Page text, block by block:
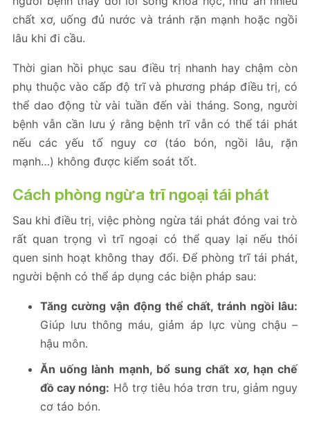
chất xơ, uống đủ nước và tránh rặn mạnh hoặc ngồi
lâu khi đi cầu.
Thời gian hồi phục sau điều trị nhanh hay chậm còn
phụ thuộc vào cấp độ trĩ và phương pháp điều trị, có
thể dao động từ vài tuần đến vài tháng. Song, người
bệnh vẫn cần lưu ý rằng bệnh trĩ vẫn có thể tái phát
nếu các yếu tố nguy cơ (táo bón, ngồi lâu, rặn
mạnh…) không được kiểm soát tốt.
Cách phòng ngừa trĩ ngoại tái phát
Sau khi điều trị, việc phòng ngừa tái phát đóng vai trò
rất quan trọng vì trĩ ngoại có thể quay lại nếu thói
quen sinh hoạt không thay đổi. Để phòng trĩ tái phát,
người bệnh có thể áp dụng các biện pháp sau:
Tăng cường vận động thể chất, tránh ngồi lâu:
Giúp lưu thông máu, giảm áp lực vùng chậu –
hậu môn.
Ăn uống lành mạnh, bổ sung chất xơ, hạn chế
đồ cay nóng: Hỗ trợ tiêu hóa trơn tru, giảm nguy
cơ táo bón.